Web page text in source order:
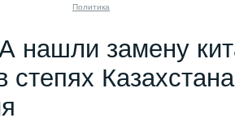
Политика
нашли замену
степях